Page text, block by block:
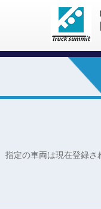
指定の車両は現在登録さ